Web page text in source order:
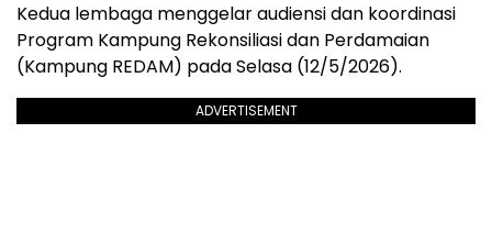
Kedua lembaga menggelar audiensi dan koordinasi
Program Kampung Rekonsiliasi dan Perdamaian
(Kampung REDAM) pada Selasa (12/5/2026).
ADVERTISEMENT